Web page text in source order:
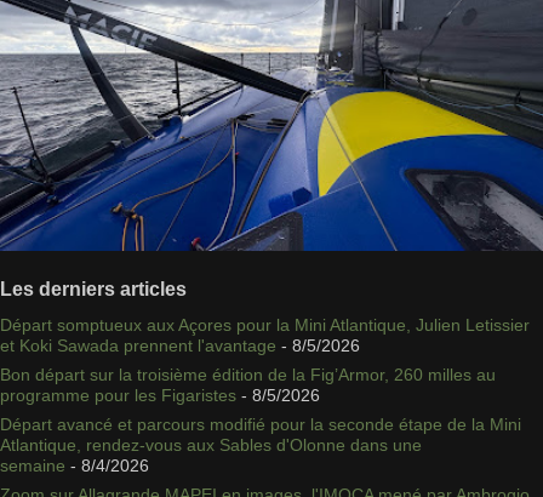
Les derniers articles
Départ somptueux aux Açores pour la Mini Atlantique, Julien Letissier
et Koki Sawada prennent l'avantage - 8/5/2026
Bon départ sur la troisième édition de la Fig’Armor, 260 milles au
programme pour les Figaristes - 8/5/2026
Départ avancé et parcours modifié pour la seconde étape de la Mini
Atlantique, rendez-vous aux Sables d'Olonne dans une
semaine - 8/4/2026